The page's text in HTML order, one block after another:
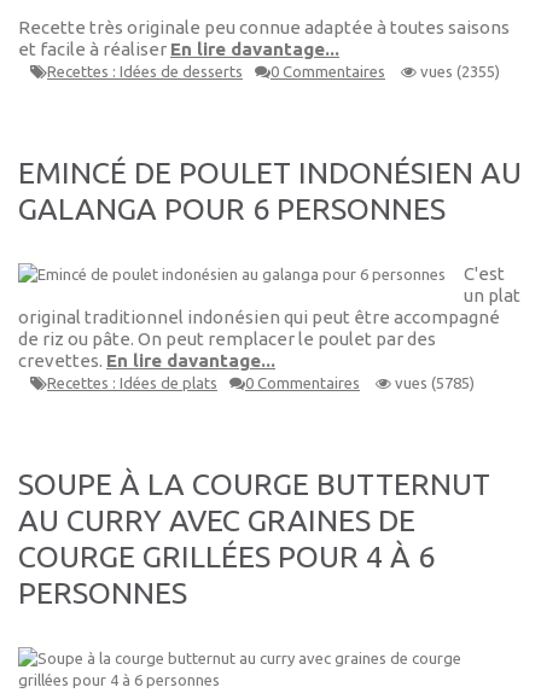
Recette très originale peu connue adaptée à toutes saisons
et facile à réaliser En lire davantage...
Recettes : Idées de desserts 0 Commentaires vues (2355)
EMINCÉ DE POULET INDONÉSIEN AU
GALANGA POUR 6 PERSONNES
C'est
un plat
original traditionnel indonésien qui peut être accompagné
de riz ou pâte. On peut remplacer le poulet par des
crevettes. En lire davantage...
Recettes : Idées de plats 0 Commentaires vues (5785)
SOUPE À LA COURGE BUTTERNUT
AU CURRY AVEC GRAINES DE
COURGE GRILLÉES POUR 4 À 6
PERSONNES